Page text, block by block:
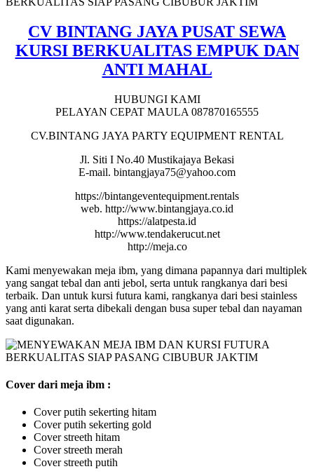
CV BINTANG JAYA PUSAT SEWA
KURSI BERKUALITAS EMPUK DAN
ANTI MAHAL
HUBUNGI KAMI
PELAYAN CEPAT MAULA 087870165555
CV.BINTANG JAYA PARTY EQUIPMENT RENTAL
Jl. Siti I No.40 Mustikajaya Bekasi
E-mail. bintangjaya75@yahoo.com
https://bintangeventequipment.rentals
web. http://www.bintangjaya.co.id
https://alatpesta.id
http://www.tendakerucut.net
http://meja.co
Kami menyewakan meja ibm, yang dimana papannya dari multiplek
yang sangat tebal dan anti jebol, serta untuk rangkanya dari besi
terbaik. Dan untuk kursi futura kami, rangkanya dari besi stainless
yang anti karat serta dibekali dengan busa super tebal dan nayaman
saat digunakan.
Cover dari meja ibm :
Cover putih sekerting hitam
Cover putih sekerting gold
Cover streeth hitam
Cover streeth merah
Cover streeth putih